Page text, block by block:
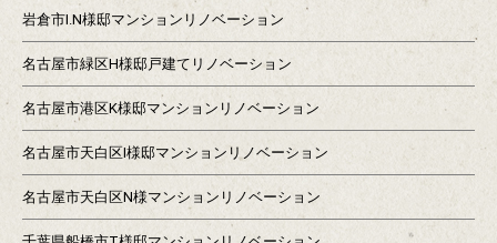
岩倉市I.N様邸マンションリノベーション
名古屋市緑区H様邸戸建てリノベーション
名古屋市港区K様邸マンションリノベーション
名古屋市天白区I様邸マンションリノベーション
名古屋市天白区N様マンションリノベーション